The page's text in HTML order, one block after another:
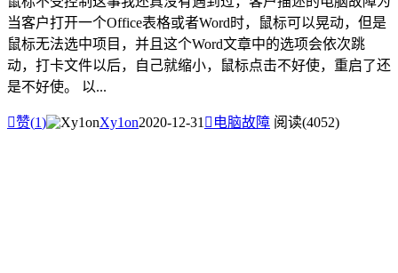
当客户打开一个Office表格或者Word时，鼠标可以晃动，但是
鼠标无法选中项目，并且这个Word文章中的选项会依次跳
动，打卡文件以后，自己就缩小，鼠标点击不好使，重启了还
是不好使。 以...
赞(1) Xy1on2020-12-31  电脑故障 阅读(4052)